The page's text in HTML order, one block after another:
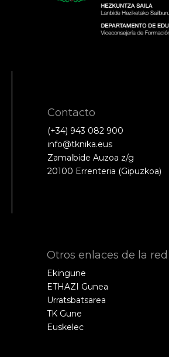
Contacto
(+34) 943 082 900
info@tknika.eus
Zamalbide Auzoa z/g
20100 Errenteria (Gipuzkoa)
Otros enlaces de la red
Ekingune
ETHAZI Gunea
Urratsbatsarea
TK Gune
Euskelec